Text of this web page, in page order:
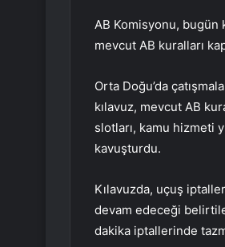
AB Komisyonu, bugün
mevcut AB kuralları
Orta Doğu’da
kılavuz, mevcut AB
slotları, kamu hizmeti
kavuşturdu.
Kılavuzda, uçuş
devam edeceği
dakika iptallerinde